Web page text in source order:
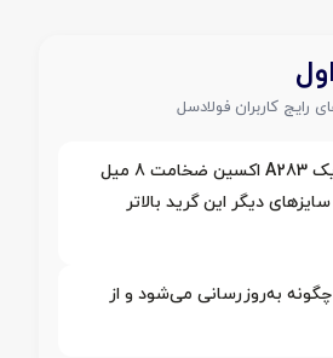
کاربران فولادسل
چرا قیمت ورق فابریک A283 اکسین ضخامت 8 میل
برخی سایزهای دیگر این گرید بالاتر
به‌روزرسانی می‌شود و از